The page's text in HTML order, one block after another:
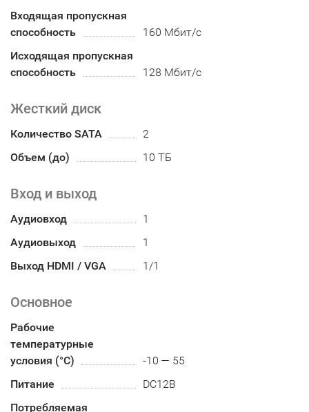
Входящая пропускная
способность
160 Мбит/с
Исходящая пропускная
способность
128 Мбит/с
Жесткий диск
Количество SATA
2
Объем (до)
10 ТБ
Вход и выход
Аудиовход
1
Аудиовыход
1
Выход HDMI / VGA
1/1
Основное
Рабочие
температурные
условия (°С)
-10 — 55
Питание
DC12В
Потребляемая